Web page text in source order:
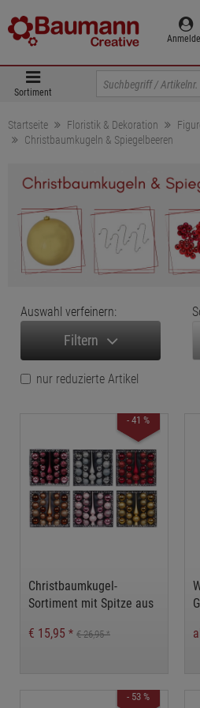
Sortiment
Startseite Floristik & Dekoration
Christbaumkugeln & Spiegelbeeren
Auswahl verfeinern:
Filtern
nur reduzierte Artikel
- 41 %
Christbaumkugel-
Sortiment mit Spitze aus
Christbaumkugeln,
€ 15,95 * € 26,95*
- 53 %